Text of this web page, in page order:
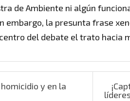
de Ambiente ni algún
embargo, la presunta frase
del debate el trato hacia
y en la